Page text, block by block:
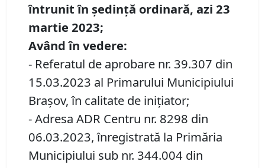
întrunit în ședință ordinară, azi 23
martie 2023;
Având în vedere:
- Referatul de aprobare nr. 39.307 din
15.03.2023 al Primarului Municipiului
Braşov, în calitate de inițiator;
- Adresa ADR Centru nr. 8298 din
06.03.2023, înregistrată la Primăria
Municipiului sub nr. 344.004 din